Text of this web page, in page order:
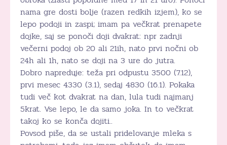
nama gre dosti bolje (razen redkih izjem), ko se
lepo podoji in zaspi; imam pa večkrat prenapete
dojke, saj se ponoči doji dvakrat: npr zadnji
večerni podoj ob 20 ali 21ih, nato prvi nočni ob
24h ali 1h, nato se doji na 3 ure do jutra.
Dobro napreduje: teža pri odpustu 3500 (7.12),
prvi mesec 4330 (3.1), sedaj 4830 (16.1). Pokaka
tudi več kot dvakrat na dan, lula tudi najmanj
5krat. Vse lepo, le da samo joka. In to večkrat
takoj ko se konča dojiti..
Povsod piše, da se ustali pridelovanje mleka s